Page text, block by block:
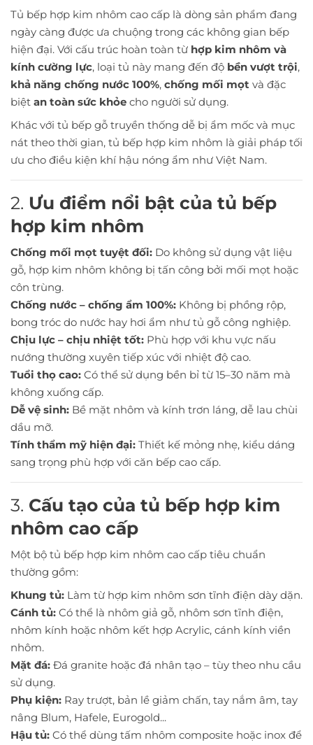
Tủ bếp hợp kim nhôm cao cấp là dòng sản phẩm đang
ngày càng được ưa chuộng trong các không gian bếp
hiện đại. Với cấu trúc hoàn toàn từ hợp kim nhôm và
kính cường lực, loại tủ này mang đến độ bền vượt trội,
khả năng chống nước 100%, chống mối mọt và đặc
biệt an toàn sức khỏe cho người sử dụng.
Khác với tủ bếp gỗ truyền thống dễ bị ẩm mốc và mục
nát theo thời gian, tủ bếp hợp kim nhôm là giải pháp tối
ưu cho điều kiện khí hậu nóng ẩm như Việt Nam.
2. Ưu điểm nổi bật của tủ bếp
hợp kim nhôm
Chống mối mọt tuyệt đối: Do không sử dụng vật liệu
gỗ, hợp kim nhôm không bị tấn công bởi mối mọt hoặc
côn trùng.
Chống nước – chống ẩm 100%: Không bị phồng rộp,
bong tróc do nước hay hơi ẩm như tủ gỗ công nghiệp.
Chịu lực – chịu nhiệt tốt: Phù hợp với khu vực nấu
nướng thường xuyên tiếp xúc với nhiệt độ cao.
Tuổi thọ cao: Có thể sử dụng bền bỉ từ 15–30 năm mà
không xuống cấp.
Dễ vệ sinh: Bề mặt nhôm và kính trơn láng, dễ lau chùi
dầu mỡ.
Tính thẩm mỹ hiện đại: Thiết kế mỏng nhẹ, kiểu dáng
sang trọng phù hợp với căn bếp cao cấp.
3. Cấu tạo của tủ bếp hợp kim
nhôm cao cấp
Một bộ tủ bếp hợp kim nhôm cao cấp tiêu chuẩn
thường gồm:
Khung tủ: Làm từ hợp kim nhôm sơn tĩnh điện dày dặn.
Cánh tủ: Có thể là nhôm giả gỗ, nhôm sơn tĩnh điện,
nhôm kính hoặc nhôm kết hợp Acrylic, cánh kính viền
nhôm.
Mặt đá: Đá granite hoặc đá nhân tạo – tùy theo nhu cầu
sử dụng.
Phụ kiện: Ray trượt, bản lề giảm chấn, tay nắm âm, tay
nâng Blum, Hafele, Eurogold...
Hậu tủ: Có thể dùng tấm nhôm composite hoặc inox để